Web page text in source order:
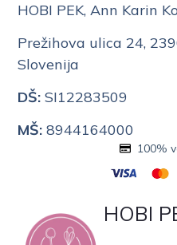
HOBI PEK, Ann Karin
Prežihova ulica 24,
Slovenija
DŠ: SI12283509
MŠ: 8944164000
HOBI
100%